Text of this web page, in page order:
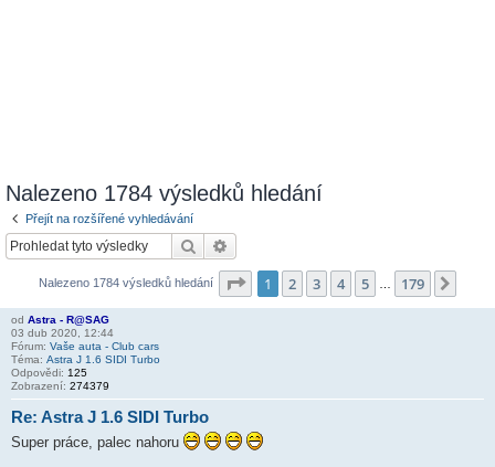
Nalezeno 1784 výsledků hledání
Přejít na rozšířené vyhledávání
Hledat
Nalezeno 1784 výsledků hledání Stránka z 179
1 2 3 4 5 179
od Astra - R@SAG
03 dub 2020, 12:44
Fórum: Vaše auta - Club cars
Téma: Astra J 1.6 SIDI Turbo
Odpovědi: 125
Zobrazení: 274379
Re: Astra J 1.6 SIDI Turbo
Super práce, palec nahoru